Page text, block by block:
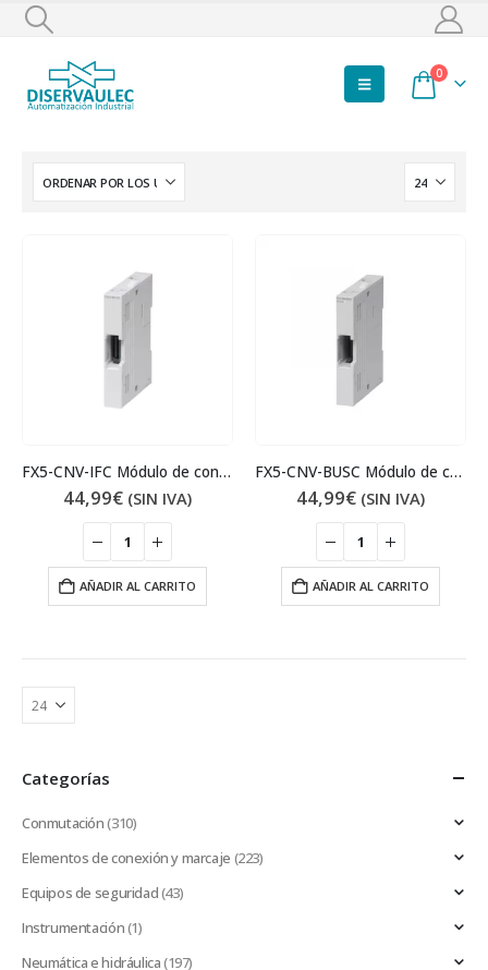
0
FX5-CNV-IFC Módulo de conexión
44,99€ (SIN IVA)
AÑADIR AL CARRITO
FX5-CNV-BUSC Módulo de conversión
44,99€ (SIN IVA)
AÑADIR AL CARRITO
Categorías
Conmutación(310)
Elementos de conexión y marcaje (223)
Equipos de seguridad(43)
Instrumentación(1)
Neumática e hidráulica(197)